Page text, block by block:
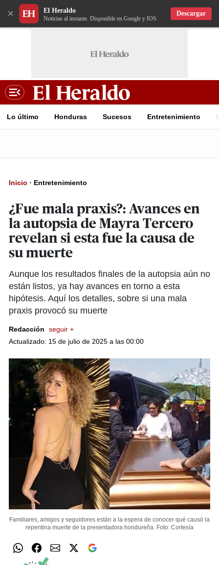
× El Heraldo
Noticias al instante. Disponible en Google y IOS
Descargar
Lo último Honduras Sucesos Entretenimiento
Inicio · Entretenimiento
¿Fue mala praxis?: Avances en
la autopsia de Mayra Tercero
revelan si esta fue la causa de
su muerte
Aunque los resultados finales de la autopsia aún no
están listos, ya hay avances en torno a esta
hipótesis. Aquí los detalles, sobre si una mala
praxis provocó su muerte
Redacción
seguir +
Actualizado: 15 de julio de 2025 a las 00:00
Familiares, amigos y seguidores están a la espera de conocer qué causó la
repentina muerte de la presentadora hondureña. Foto: Cortesía